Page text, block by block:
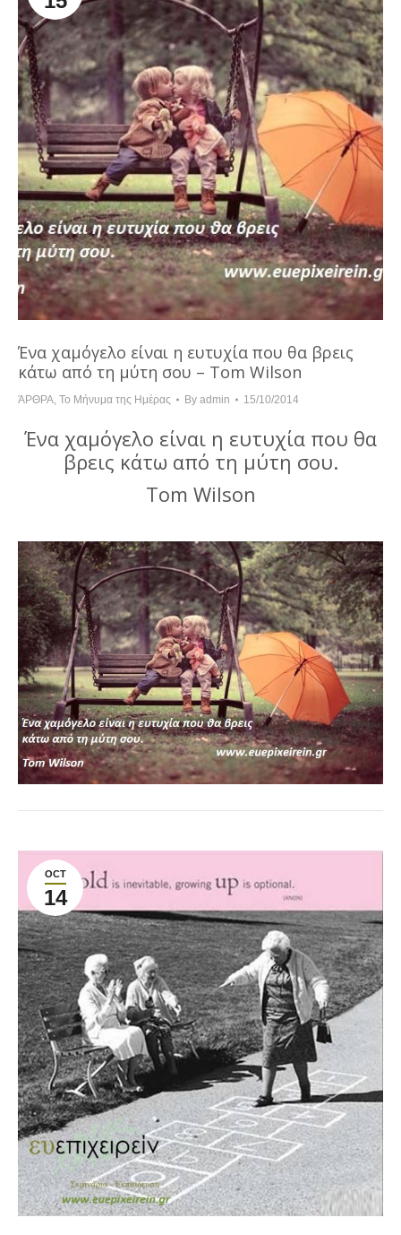
Ένα χαμόγελο είναι η ευτυχία που θα βρεις
κάτω από τη μύτη σου – Tom Wilson
ΆΡΘΡΑ Το Μήνυμα της Ημέρας By admin 15/10/2014
Ένα χαμόγελο είναι η ευτυχία που θα
βρεις κάτω από τη μύτη σου.
Tom Wilson
OCT
14